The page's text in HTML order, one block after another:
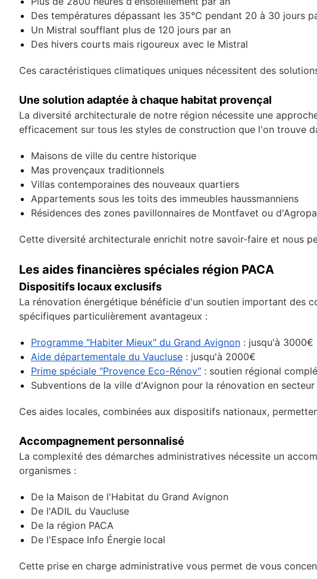
Des températures dépassant les 35°C pendant 20 à 30 jours
Un Mistral soufflant plus de 120 jours par an
Des hivers courts mais rigoureux avec le Mistral
Ces caractéristiques climatiques uniques nécessitent des
Une solution adaptée à chaque habitat provençal
La diversité architecturale de notre région nécessite une
efficacement sur tous les styles de construction que l'on trouve
Maisons de ville du centre historique
Mas provençaux traditionnels
Villas contemporaines des nouveaux quartiers
Appartements sous les toits des immeubles haussmanniens
Résidences des zones pavillonnaires de Montfavet ou
Cette diversité architecturale enrichit notre savoir-faire et nous
Les aides financières spéciales région PACA
Dispositifs locaux exclusifs
La rénovation énergétique bénéficie d'un soutien important des
spécifiques particulièrement avantageux :
Programme "Habiter Mieux" du Grand Avignon : jusqu'à 3000€
Aide départementale du Vaucluse : jusqu'à 2000€
Prime spéciale "Provence Eco-Rénov" : soutien régional
Subventions de la ville d'Avignon pour la rénovation en
Ces aides locales, combinées aux dispositifs nationaux,
Accompagnement personnalisé
La complexité des démarches administratives nécessite un
organismes :
De la Maison de l'Habitat du Grand Avignon
De l'ADIL du Vaucluse
De la région PACA
De l'Espace Info Énergie local
Cette prise en charge administrative vous permet de vous